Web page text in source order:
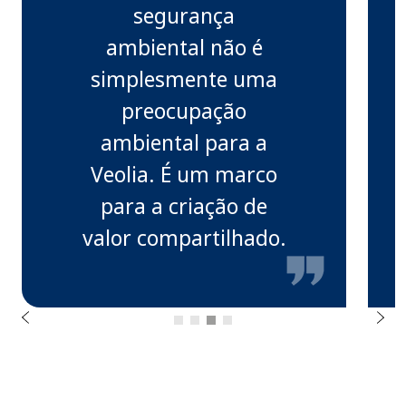
segurança
ambiental não é
simplesmente uma
preocupação
ambiental para a
Veolia. É um marco
para a criação de
valor compartilhado.
A
n
S
e